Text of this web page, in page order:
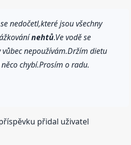
nedočetl,které jsou všechny
nehtů.Ve vodě se
nepoužívám.Držím dietu
chybí.Prosím o radu.
přidal uživatel